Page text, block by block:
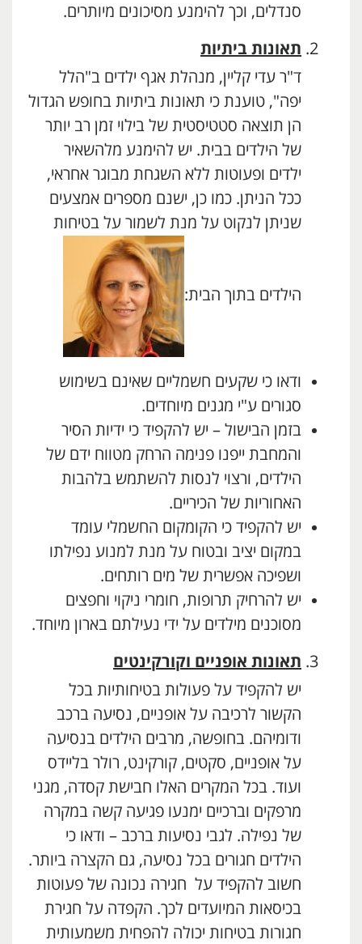
סנדלים, וכך להימנע מסיכונים מיותרים.
תאונות ביתיות
ד"ר עדי קליין, מנהלת אגף ילדים ב"הלל
יפה", טוענת כי תאונות ביתיות בחופש הגדול
הן תוצאה סטטיסטית של בילוי זמן רב יותר
של הילדים בבית. יש להימנע מלהשאיר
ילדים ופעוטות ללא השגחת מבוגר אחראי,
ככל הניתן. כמו כן, ישנם מספרים אמצעים
שניתן לנקוט על מנת לשמור על בטיחות
הילדים בתוך הבית:
ודאו כי שקעים חשמליים שאינם בשימוש
סגורים ע"י מגנים מיוחדים.
בזמן הבישול – יש להקפיד כי ידיות הסיר
והמחבת ייפנו פנימה הרחק מטווח ידם של
הילדים, ורצוי לנסות להשתמש בלהבות
האחוריות של הכיריים.
יש להקפיד כי הקומקום החשמלי עומד
במקום יציב ובטוח על מנת למנוע נפילתו
ושפיכה אפשרית של מים רותחים.
יש להרחיק תרופות, חומרי ניקוי וחפצים
מסוכנים מילדים על ידי נעילתם בארון מיוחד.
תאונות אופניים וקורקינטים
יש להקפיד על פעולות בטיחותיות בכל
הקשור לרכיבה על אופניים, נסיעה ברכב
ודומיהם. בחופשה, מרבים הילדים בנסיעה
על אופניים, סקטים, קורקינט, רולר בליידס
ועוד. בכל המקרים האלו חבישת קסדה, מגני
מרפקים וברכיים ימנעו פגיעה קשה במקרה
של נפילה. לגבי נסיעות ברכב – ודאו כי
הילדים חגורים בכל נסיעה, גם הקצרה ביותר.
חשוב להקפיד על חגירה נכונה של פעוטות
בכיסאות המיועדים לכך. הקפדה על חגירת
חגורות בטיחות יכולה להפחית משמעותית